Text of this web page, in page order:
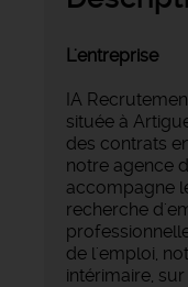
L'entreprise
IA
située à
des contrats
notre agence
accompagne
recherche
de l'emploi,
intérimaire,